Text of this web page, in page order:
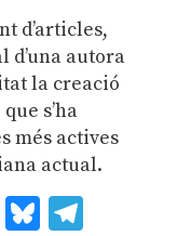
d’articles,
autora
la creació
s’ha
més actives
actual.
Bluesky